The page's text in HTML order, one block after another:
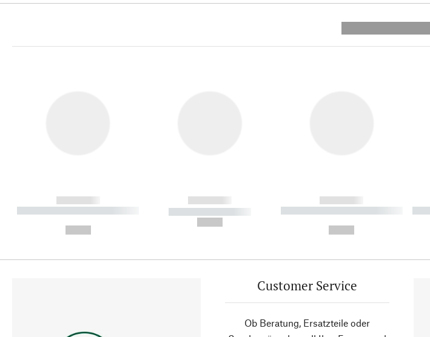
------------
----------- ----------- ----------
------------
----------- -----------
------------
----------- ----------- ----------
Customer Service
Ob Beratung, Ersatzteile oder